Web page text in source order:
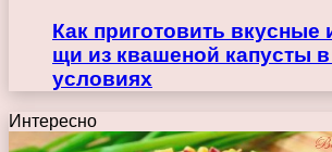
Как приготовить вкусные
щи из квашеной капусты
условиях
Интересно